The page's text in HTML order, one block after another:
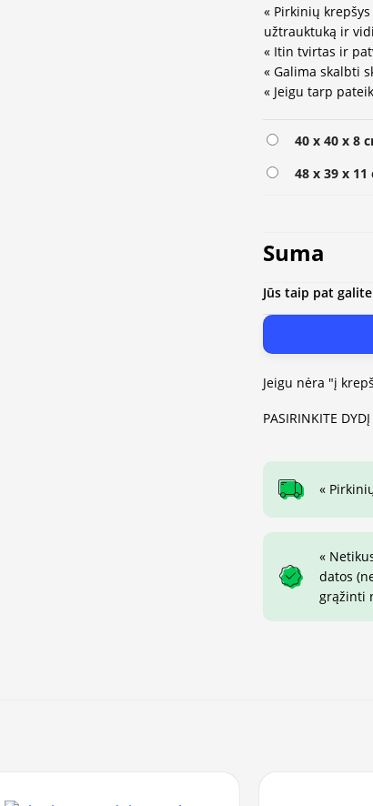
« Pirkinių
užtrauktuką ir
« Itin tvirtas ir
« Galima skalbti
« Jeigu tarp
40 x 40 x 8
48 x 39 x 11
Suma
Jūs taip pat
Jeigu nėra "į
PASIRINKITE
«
«
datos
grąžinti